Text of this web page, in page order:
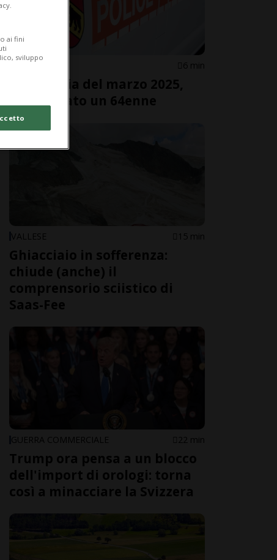
BERNA 6 min
Sparatoria del marzo 2025,
incriminato un 64enne
VALLESE 15 min
Ghiacciaio in sofferenza:
chiude (anche) il
comprensorio sciistico di
Saas-Fee
GUERRA COMMERCIALE 22 min
Trump ora pensa a un blocco
dell'import di orologi: torna
così a minacciare la Svizzera
ai fini
sviluppo